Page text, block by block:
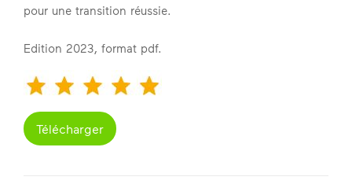
pour une transition réussie.
Edition 2023, format pdf.
Télécharger